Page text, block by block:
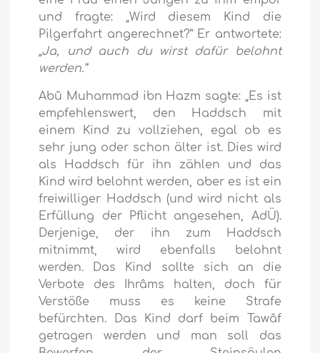
und fragte: „Wird diesem Kind die
Pilgerfahrt angerechnet?” Er antwortete:
„Ja, und auch du wirst dafür belohnt
werden.”
Abû Muhammad ibn Hazm sagte: „Es ist
empfehlenswert, den Haddsch mit
einem Kind zu vollziehen, egal ob es
sehr jung oder schon älter ist. Dies wird
als Haddsch für ihn zählen und das
Kind wird belohnt werden, aber es ist ein
freiwilliger Haddsch (und wird nicht als
Erfüllung der Pflicht angesehen, AdÜ).
Derjenige, der ihn zum Haddsch
mitnimmt, wird ebenfalls belohnt
werden. Das Kind sollte sich an die
Verbote des Ihrâms halten, doch für
Verstöße muss es keine Strafe
befürchten. Das Kind darf beim Tawâf
getragen werden und man soll das